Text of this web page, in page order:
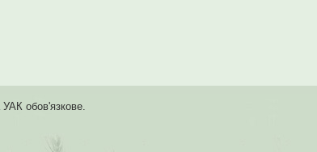
УАК обов'язкове.